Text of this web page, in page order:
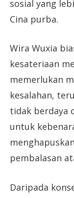
sosial yang
Cina purba.
Wira Wuxia
kesateriaan
memerlukan
kesalahan,
tidak berdaya
untuk
pembalasan
Daripada